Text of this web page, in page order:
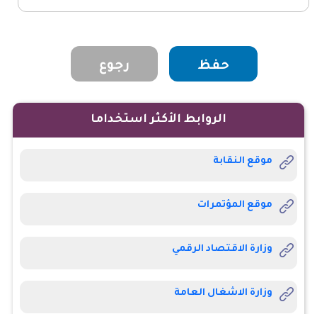
حفظ
الروابط الأكثر استخداما
موقع النقابة
موقع المؤتمرات
وزارة الاقتصاد الرقمي
وزارة الاشغال العامة